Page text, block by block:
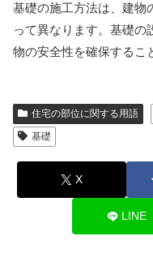
基礎の施工方法は、建物
って異なります。基礎の
物の安全性を確保するこ
住宅の部位に関する用語
基礎
X
LINE